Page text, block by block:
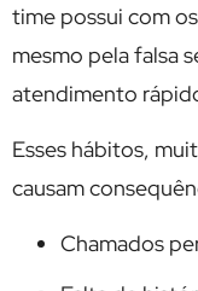
time possui com
mesmo pela falsa
atendimento
Esses hábitos,
causam
Chamados